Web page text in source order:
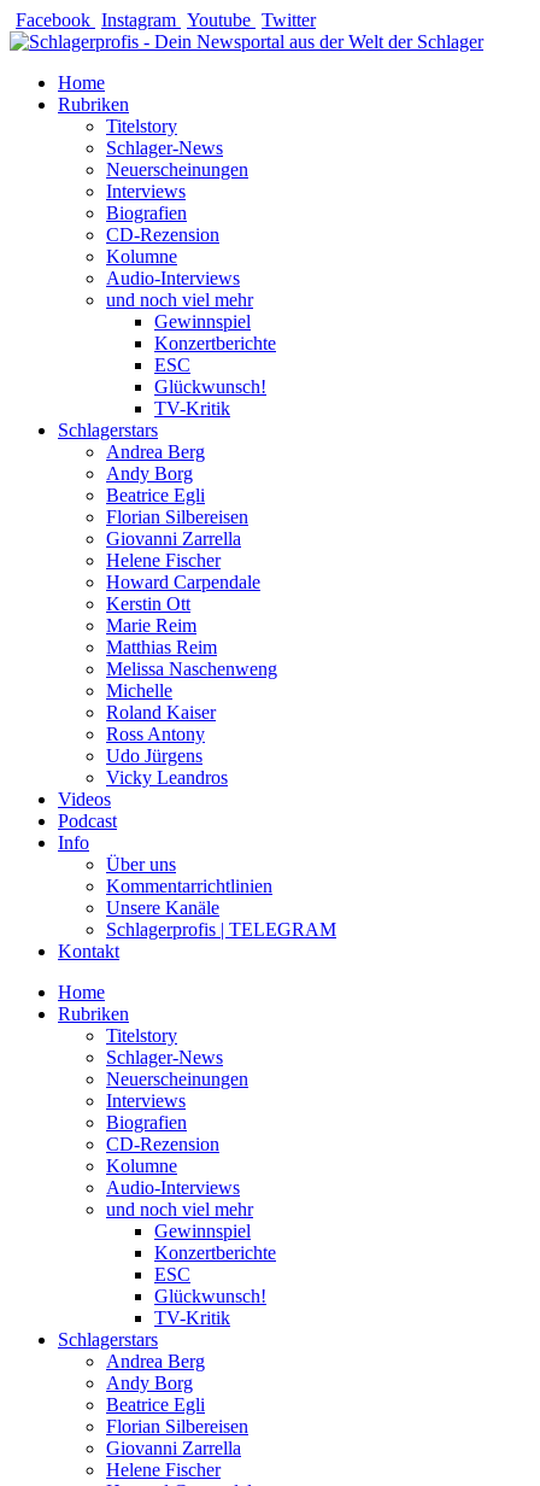
Zum
Inhalt
Facebook Instagram Youtube Twitter
Home
Rubriken
Titelstory
Schlager-News
Neuerscheinungen
Interviews
Biografien
CD-Rezension
Kolumne
Audio-Interviews
und noch viel mehr
Gewinnspiel
Konzertberichte
ESC
Glückwunsch!
TV-Kritik
Schlagerstars
Andrea Berg
Andy Borg
Beatrice Egli
Florian Silbereisen
Giovanni Zarrella
Helene Fischer
Howard Carpendale
Kerstin Ott
Marie Reim
Matthias Reim
Melissa Naschenweng
Michelle
Roland Kaiser
Ross Antony
Udo Jürgens
Vicky Leandros
Videos
Podcast
Info
Über uns
Kommentarrichtlinien
Unsere Kanäle
Schlagerprofis | TELEGRAM
Kontakt
Home
Rubriken
Titelstory
Schlager-News
Neuerscheinungen
Interviews
Biografien
CD-Rezension
Kolumne
Audio-Interviews
und noch viel mehr
Gewinnspiel
Konzertberichte
ESC
Glückwunsch!
TV-Kritik
Schlagerstars
Andrea Berg
Andy Borg
Beatrice Egli
Florian Silbereisen
Giovanni Zarrella
Helene Fischer